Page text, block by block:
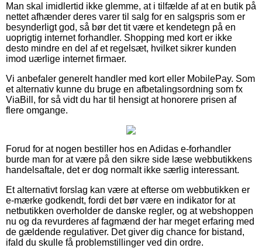
Man skal imidlertid ikke glemme, at i tilfælde af at en butik på
nettet afhænder deres varer til salg for en salgspris som er
besynderligt god, så bør det tit være et kendetegn på en
uoprigtig internet forhandler. Shopping med kort er ikke
desto mindre en del af et regelsæt, hvilket sikrer kunden
imod uærlige internet firmaer.
Vi anbefaler generelt handler med kort eller MobilePay. Som
et alternativ kunne du bruge en afbetalingsordning som fx
ViaBill, for så vidt du har til hensigt at honorere prisen af
flere omgange.
Forud for at nogen bestiller hos en Adidas e-forhandler
burde man for at være på den sikre side læse webbutikkens
handelsaftale, det er dog normalt ikke særlig interessant.
Et alternativt forslag kan være at efterse om webbutikken er
e-mærke godkendt, fordi det bør være en indikator for at
netbutikken overholder de danske regler, og at webshoppen
nu og da revurderes af fagmænd der har meget erfaring med
de gældende regulativer. Det giver dig chance for bistand,
ifald du skulle få problemstillinger ved din ordre.